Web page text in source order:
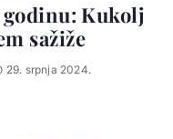
godinu: Kukolj
sažiže
29. srpnja 2024.